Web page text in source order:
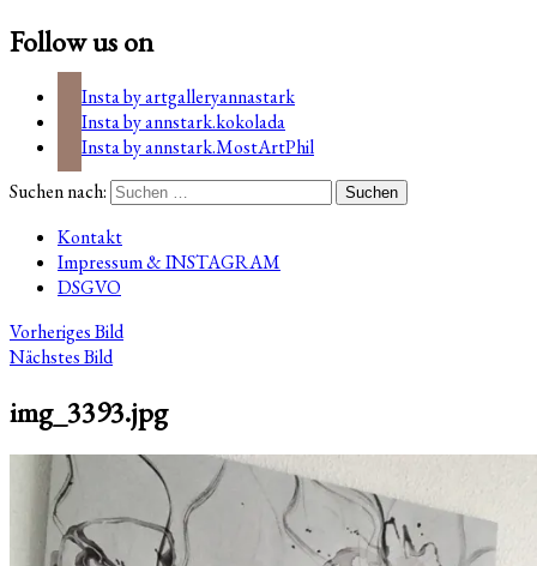
Follow us on
Insta by artgalleryannastark
Insta by annstark.kokolada
Insta by annstark.MostArtPhil
Suchen nach:
Kontakt
Impressum & INSTAGRAM
DSGVO
Vorheriges Bild
Nächstes Bild
img_3393.jpg